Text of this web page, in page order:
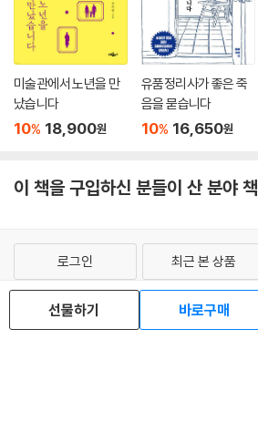
미술관에서 노년을 만
났습니다
10% 18,900원
유품정리사가 좋은 죽
음을 묻습니다
10% 16,650원
이 책을 구입하신 분들이 산 분야 책
선물하기 바로구매
로그인 최근 본 상품
고객센터 1544-3800 티켓 1544-6399
eBook 1:1문의/채팅상담